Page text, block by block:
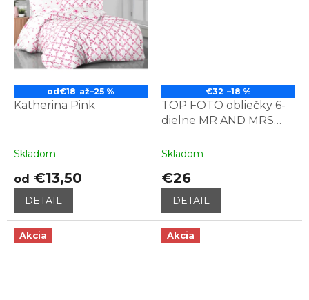
od€18 až–25 %
Katherina Pink
Skladom
od €13,50
DETAIL
€32 –18 %
TOP FOTO obliečky 6-
dielne MR AND MRS
Skladom
€26
DETAIL
Akcia Akcia